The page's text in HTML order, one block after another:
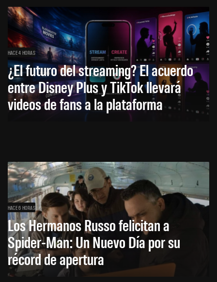
HACE 4 HORAS
¿El futuro del streaming? El acuerdo
entre Disney Plus y TikTok llevará
videos de fans a la plataforma
HACE 6 HORAS
Los Hermanos Russo felicitan a
Spider-Man: Un Nuevo Día por su
récord de apertura